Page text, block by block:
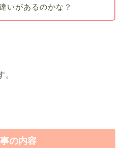
いがあるのかな？
。
の内容